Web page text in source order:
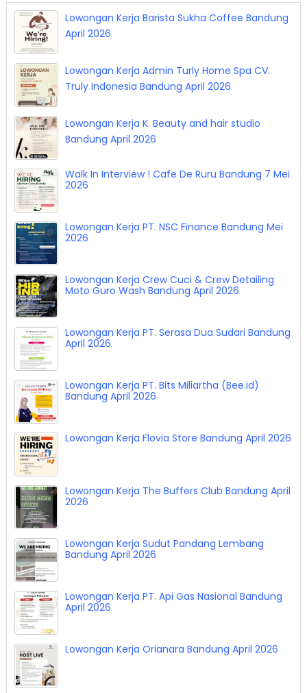
Lowongan Kerja Barista Sukha Coffee Bandung
April 2026
Lowongan Kerja Admin Turly Home Spa CV.
Truly Indonesia Bandung April 2026
Lowongan Kerja K. Beauty and hair studio
Bandung April 2026
Walk In Interview ! Cafe De Ruru Bandung 7 Mei
2026
Lowongan Kerja PT. NSC Finance Bandung Mei
2026
Lowongan Kerja Crew Cuci & Crew Detailing
Moto Guro Wash Bandung April 2026
Lowongan Kerja PT. Serasa Dua Sudari Bandung
April 2026
Lowongan Kerja PT. Bits Miliartha (Bee.id)
Bandung April 2026
Lowongan Kerja Flovia Store Bandung April 2026
Lowongan Kerja The Buffers Club Bandung April
2026
Lowongan Kerja Sudut Pandang Lembang
Bandung April 2026
Lowongan Kerja PT. Api Gas Nasional Bandung
April 2026
Lowongan Kerja Orianara Bandung April 2026